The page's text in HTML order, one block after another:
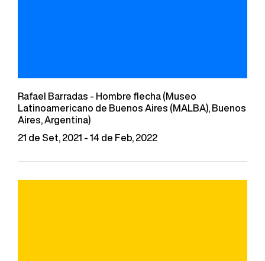
Rafael Barradas - Hombre flecha (Museo
Latinoamericano de Buenos Aires (MALBA), Buenos
Aires, Argentina)
21 de Set, 2021 - 14 de Feb, 2022